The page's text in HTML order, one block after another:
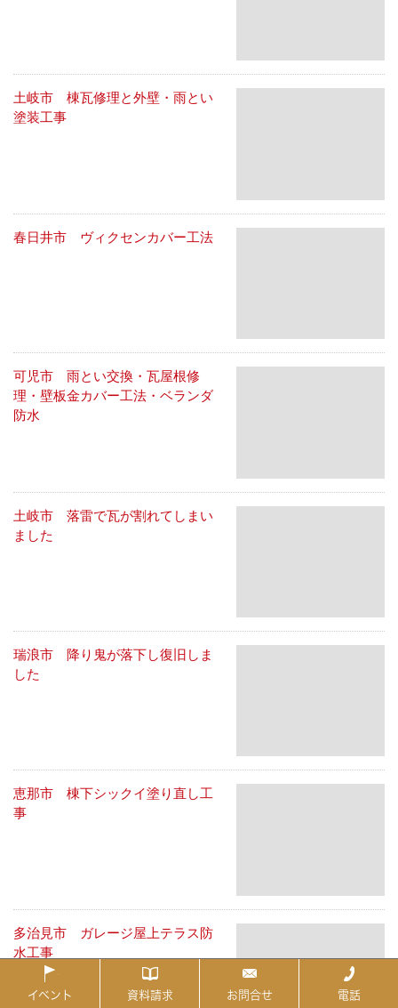
土岐市 棟瓦修理と外壁・雨とい
塗装工事
春日井市 ヴィクセンカバー工法
可児市 雨とい交換・瓦屋根修
理・壁板金カバー工法・ベランダ
防水
土岐市 落雷で瓦が割れてしまい
ました
瑞浪市 降り鬼が落下し復旧しま
した
恵那市 棟下シックイ塗り直し工
事
多治見市 ガレージ屋上テラス防
水工事
イベント 資料請求 お問合せ 電話